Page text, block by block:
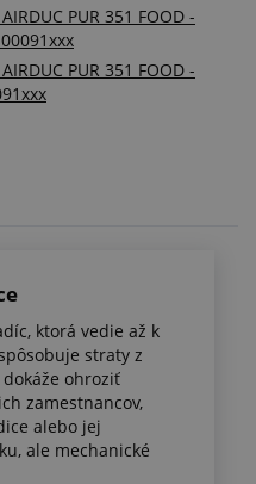
PUR 351 FOOD -
PUR 351 FOOD -
ktorá vedie až k
straty z
ohroziť
zamestnancov,
alebo jej
ale mechanické